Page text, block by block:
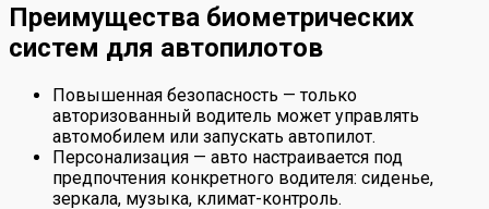
Преимущества биометрических
систем для автопилотов
Повышенная безопасность — только
авторизованный водитель может управлять
автомобилем или запускать автопилот.
Персонализация — авто настраивается под
предпочтения конкретного водителя: сиденье,
зеркала, музыка, климат-контроль.